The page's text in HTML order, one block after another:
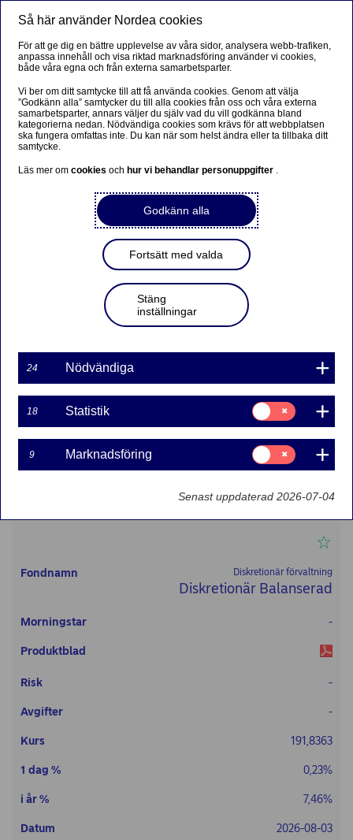
Investeringsrådgivning
Diskretionär förvaltning –
fondutbud
Så här använder Nordea cookies
För att ge dig en bättre upplevelse av våra sidor, analysera webb-trafiken,
anpassa innehåll och visa riktad marknadsföring använder vi cookies,
både våra egna och från externa samarbetsparter.
Vi ber om ditt samtycke till att få använda cookies. Genom att välja
”Godkänn alla” samtycker du till alla cookies från oss och våra externa
samarbetsparter, annars väljer du själv vad du vill godkänna bland
kategorierna nedan. Nödvändiga cookies som krävs för att webbplatsen
ska fungera omfattas inte. Du kan när som helst ändra eller ta tillbaka ditt
samtycke.
Läs mer omcookiesoch hur vi behandlar personuppgifter .
Godkänn alla
Fortsätt med valda
Stäng
inställningar
24 Nödvändiga
18 Statistik
Samtycke
för:
Statistik
9 Marknadsföring
Samtycke
för:
Marknadsföring
Senast uppdaterad 2026-07-04